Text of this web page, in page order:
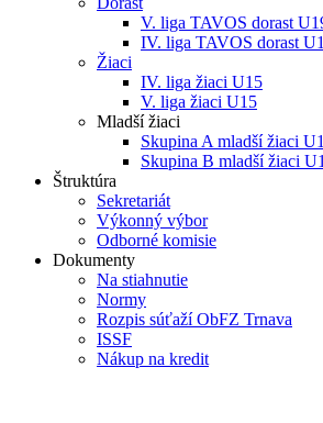
V. liga TAVOS dorast
IV. liga TAVOS dorast
Žiaci
IV. liga žiaci U15
V. liga žiaci U15
Mladší žiaci
Skupina A mladší žiaci
Skupina B mladší žiaci
Štruktúra
Sekretariát
Výkonný výbor
Odborné komisie
Dokumenty
Na stiahnutie
Normy
Rozpis súťaží ObFZ Trnava
ISSF
Nákup na kredit